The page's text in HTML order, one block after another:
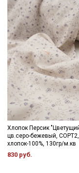
Хлопок Персик
цв.серо-бежевый,
хлопок-100%, 130гр/м.кв
830 руб.
ДаюСогласие